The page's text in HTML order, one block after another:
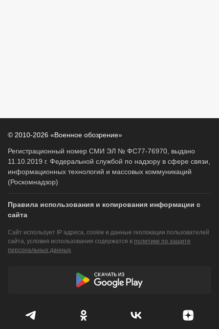
© 2010-2026 «Военное обозрение»
Регистрационный номер СМИ ЭЛ № ФС77-76970, выдано
11.10.2019 г. Федеральной службой по надзору в сфере связи,
информационных технологий и массовых коммуникаций
(Роскомнадзор)
Правила использования и копирования информации с
сайта
Сайт использует IP адреса, cookie и данные геолокации пользователей
сайта, условия использования содержатся в политике по защите
персональных данных.